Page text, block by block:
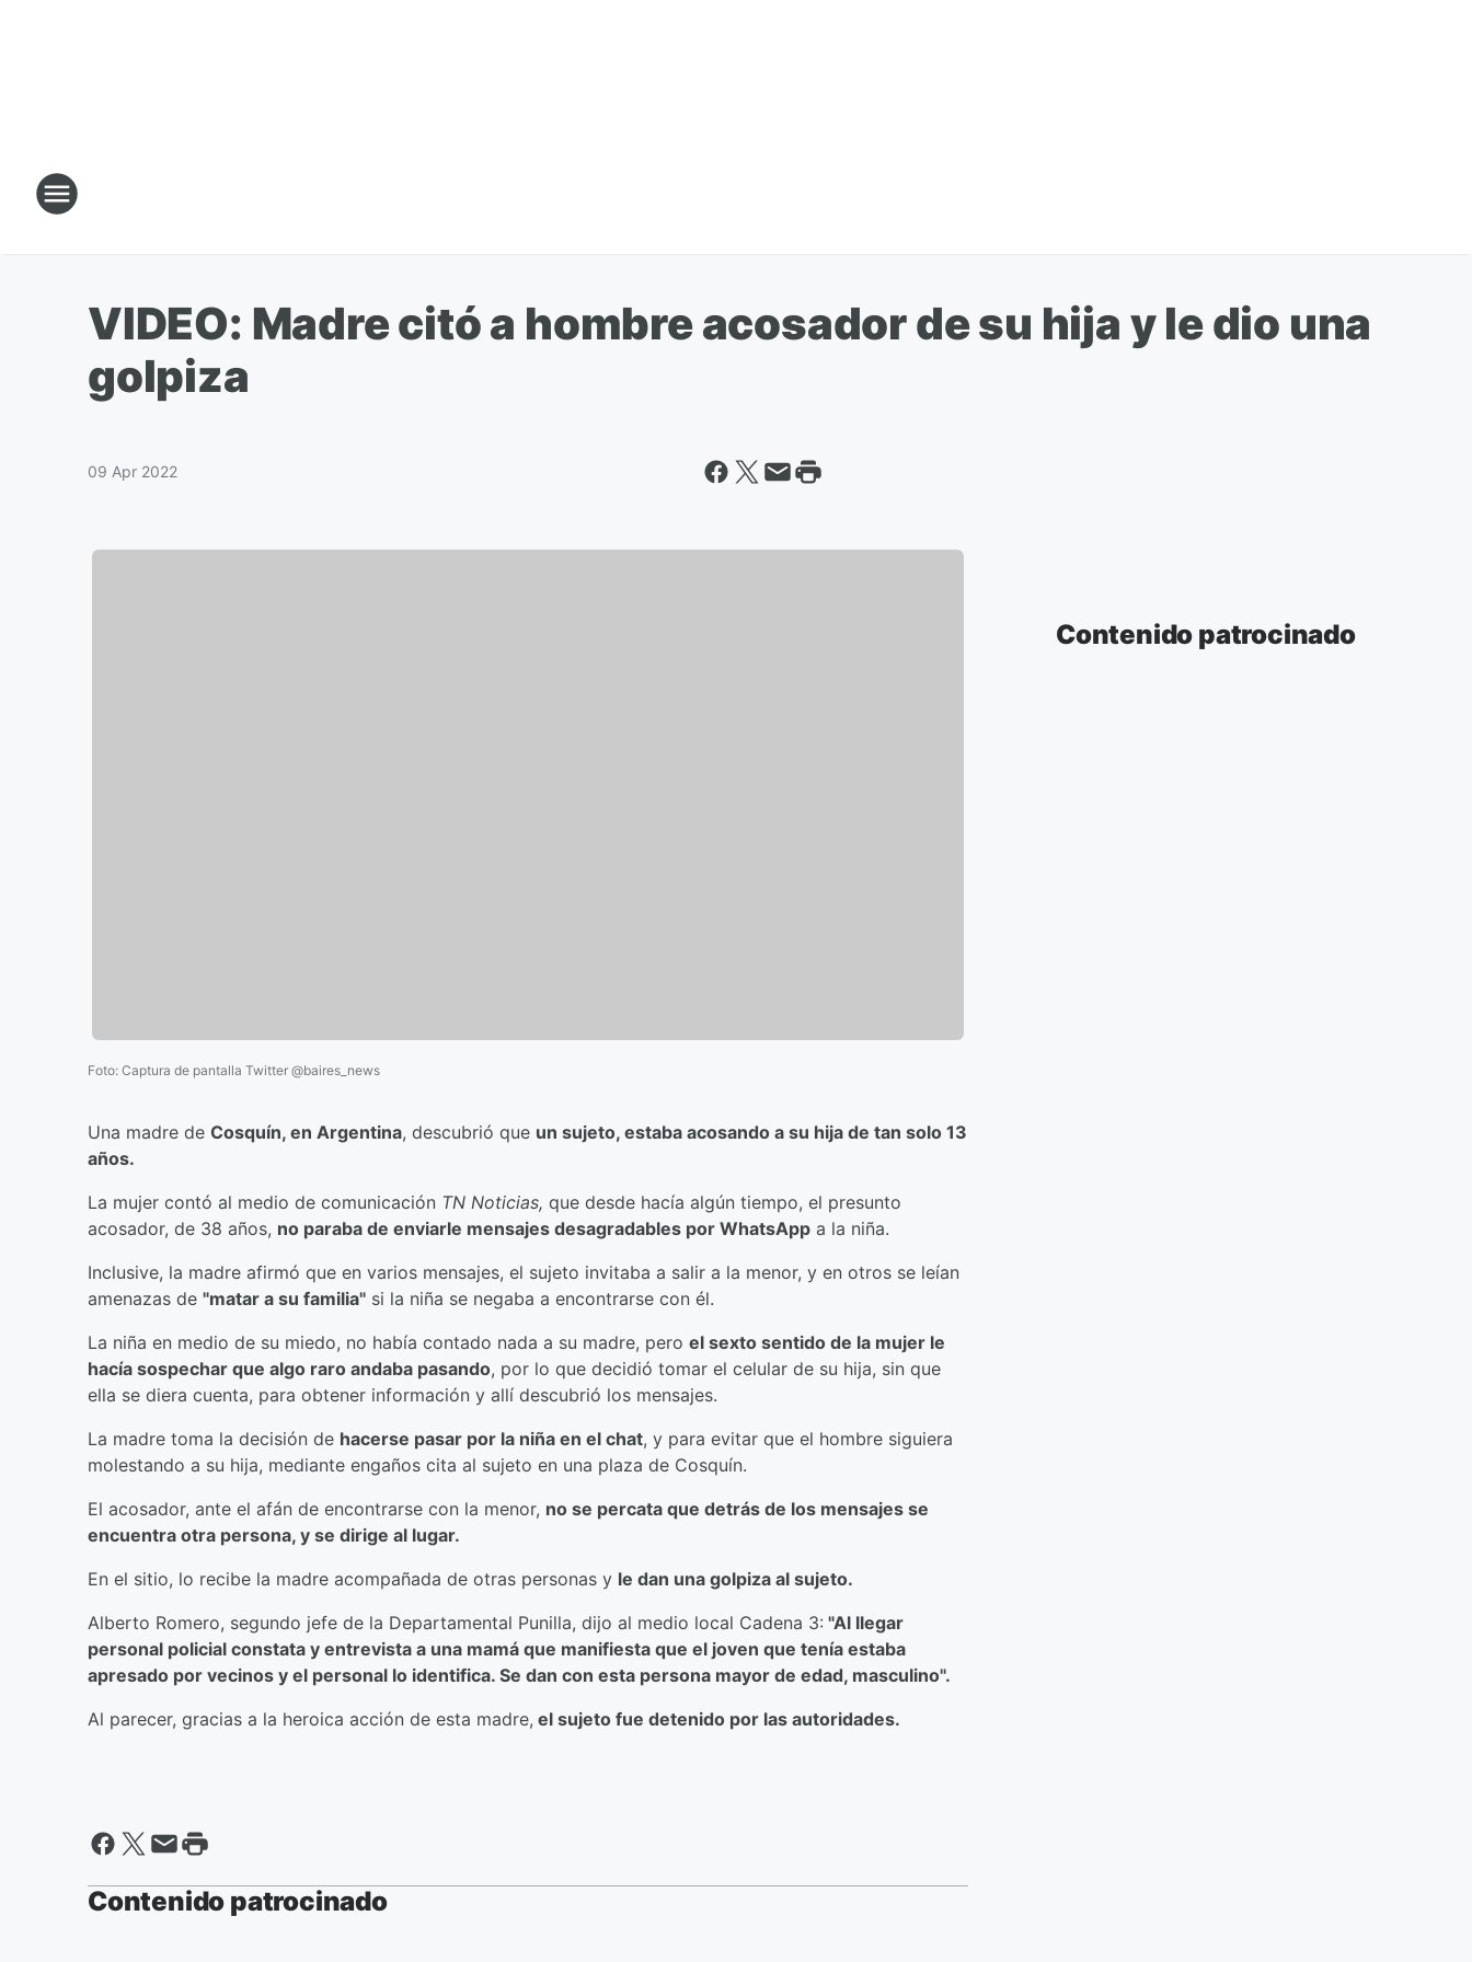
VIDEO: Madre citó a hombre acosador de su hija y le dio una
golpiza
09 Apr 2022
Foto: Captura de pantalla Twitter @baires_news
Una madre de Cosquín, en Argentina, descubrió que un sujeto, estaba acosando a su hija de tan solo 13
años.
La mujer contó al medio de comunicación TN Noticias, que desde hacía algún tiempo, el presunto
acosador, de 38 años, no paraba de enviarle mensajes desagradables por WhatsApp a la niña.
Inclusive, la madre afirmó que en varios mensajes, el sujeto invitaba a salir a la menor, y en otros se leían
amenazas de "matar a su familia" si la niña se negaba a encontrarse con él.
La niña en medio de su miedo, no había contado nada a su madre, pero el sexto sentido de la mujer le
hacía sospechar que algo raro andaba pasando, por lo que decidió tomar el celular de su hija, sin que
ella se diera cuenta, para obtener información y allí descubrió los mensajes.
La madre toma la decisión de hacerse pasar por la niña en el chat, y para evitar que el hombre siguiera
molestando a su hija, mediante engaños cita al sujeto en una plaza de Cosquín.
El acosador, ante el afán de encontrarse con la menor, no se percata que detrás de los mensajes se
encuentra otra persona, y se dirige al lugar.
En el sitio, lo recibe la madre acompañada de otras personas y le dan una golpiza al sujeto.
Alberto Romero, segundo jefe de la Departamental Punilla, dijo al medio local Cadena 3: "Al llegar
personal policial constata y entrevista a una mamá que manifiesta que el joven que tenía estaba
apresado por vecinos y el personal lo identifica. Se dan con esta persona mayor de edad, masculino".
Al parecer, gracias a la heroica acción de esta madre, el sujeto fue detenido por las autoridades.
Contenido patrocinado
Contenido patrocinado